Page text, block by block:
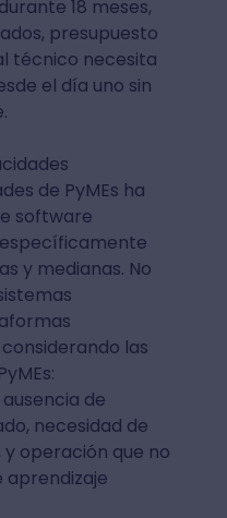
18 meses,
presupuesto
técnico necesita
el día uno sin
de PyMEs ha
software
y medianas. No
las
de
necesidad de
operación que no
aprendizaje